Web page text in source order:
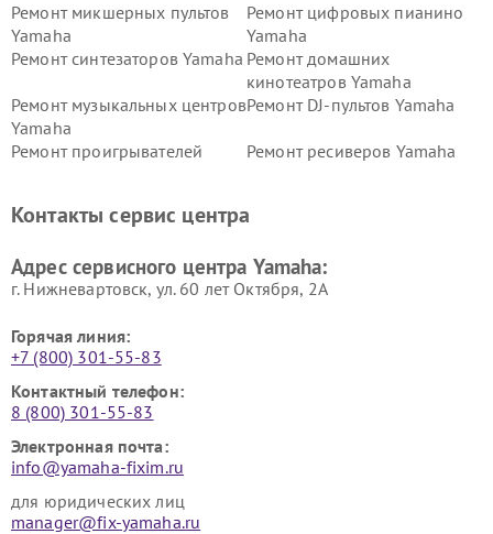
Ремонт микшерных пультов
Yamaha
Ремонт цифровых пианино
Yamaha
Ремонт синтезаторов Yamaha Ремонт домашних
кинотеатров Yamaha
Ремонт музыкальных центров
Yamaha
Ремонт DJ-пультов Yamaha
Ремонт проигрывателей
Ремонт ресиверов Yamaha
Yamaha
Yamaha
Контакты сервис центра
Адрес сервисного центра Yamaha:
г. Нижневартовск, ул. 60 лет Октября, 2А
Горячая линия:
+7 (800) 301-55-83
Контактный телефон:
8 (800) 301-55-83
Электронная почта:
info@yamaha-fixim.ru
для юридических лиц
manager@fix-yamaha.ru